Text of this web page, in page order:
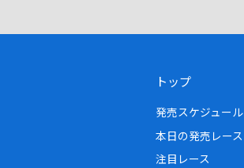
トップ
発売スケジュール
本日の発売レース
注目レース